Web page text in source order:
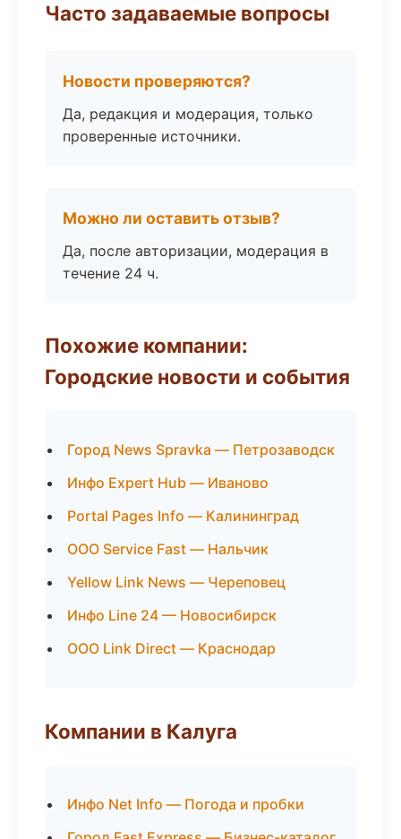
Часто задаваемые вопросы
Новости проверяются?
Да, редакция и модерация, только
проверенные источники.
Можно ли оставить отзыв?
Да, после авторизации, модерация в
течение 24 ч.
Похожие компании:
Городские новости и события
Город News Spravka — Петрозаводск
Инфо Expert Hub — Иваново
Portal Pages Info — Калининград
ООО Service Fast — Нальчик
Yellow Link News — Череповец
Инфо Line 24 — Новосибирск
ООО Link Direct — Краснодар
Компании в Калуга
Инфо Net Info — Погода и пробки